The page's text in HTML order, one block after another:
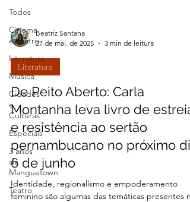
Todos
Cinema
e Teatro
Literatura
Música
Cidades
e
Culturas
Especiais
3 anos
da
Manguetown
Teatro
Beatriz Santana
27 de mai. de 2025
3 min de leitura
Literatura
De Peito Aberto: Carla
Montanha leva livro de estreia
e resistência ao sertão
pernambucano no próximo dia
6 de junho
Identidade, regionalismo e empoderamento
feminino são algumas das temáticas presentes na